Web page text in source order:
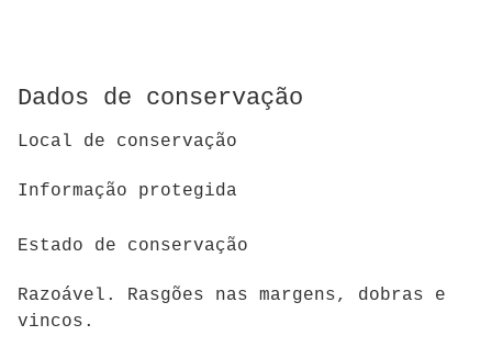
Dados de conservação
Local de conservação
Informação protegida
Estado de conservação
Razoável. Rasgões nas margens, dobras e
vincos.